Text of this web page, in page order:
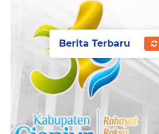
Berita Terbaru